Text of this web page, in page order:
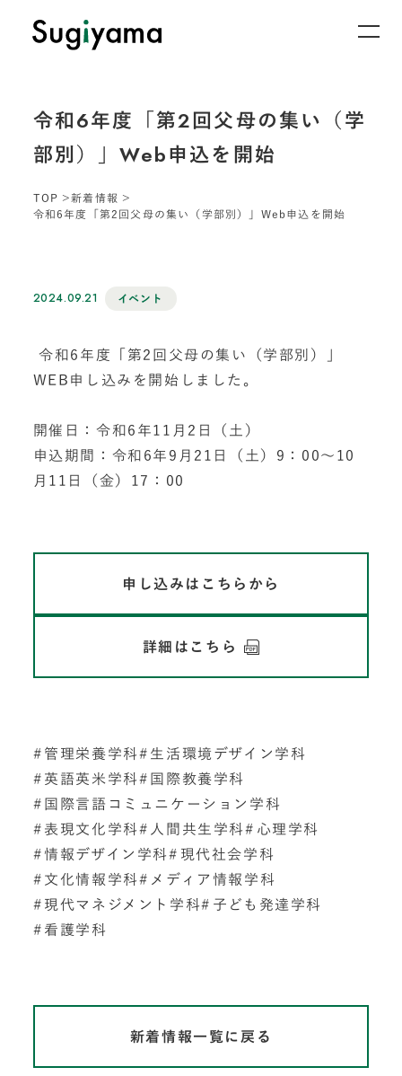
令和6年度「第2回父母の集い（学
部別）」Web申込を開始
TOP
新着情報
令和6年度「第2回父母の集い（学部別）」Web申込を開始
2024.09.21 イベント
令和6年度「第2回父母の集い（学部別）」
WEB申し込みを開始しました。
開催日：令和6年11月2日（土）
申込期間：令和6年9月21日（土）9：00～10
月11日（金）17：00
申し込みはこちらから
詳細はこちら
管理栄養学科
生活環境デザイン学科
英語英米学科
国際教養学科
国際言語コミュニケーション学科
表現文化学科
人間共生学科
心理学科
情報デザイン学科
現代社会学科
文化情報学科
メディア情報学科
現代マネジメント学科
子ども発達学科
看護学科
新着情報一覧に戻る